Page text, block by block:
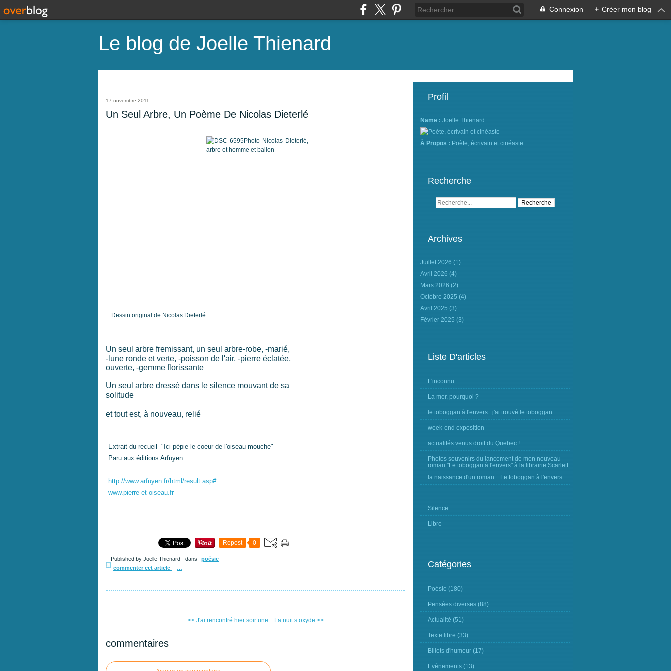
Connexion + Créer mon blog
Le blog de Joelle Thienard
17 novembre 2011
Un Seul Arbre, Un Poème De Nicolas Dieterlé
Dessin original de Nicolas Dieterlé
Un seul arbre fremissant, un seul arbre-robe, -marié,
-lune ronde et verte, -poisson de l'air, -pierre éclatée,
ouverte, -gemme florissante
Un seul arbre dressé dans le silence mouvant de sa
solitude
et tout est, à nouveau, relié
Extrait du recueil "Ici pépie le coeur de l'oiseau mouche"
Paru aux éditions Arfuyen
http://www.arfuyen.fr/html/result.asp#
www.pierre-et-oiseau.fr
Repost 0
Published by Joelle Thienard - dans
poésie
commenter cet article
…
<< J'ai rencontré hier soir une... La nuit s’oxyde >>
commentaires
Profil
Name : Joelle Thienard
À Propos : Poète, écrivain et cinéaste
Recherche
Archives
Juillet 2026 (1)
Avril 2026 (4)
Mars 2026 (2)
Octobre 2025 (4)
Avril 2025 (3)
Février 2025 (3)
Liste D'articles
L'inconnu
La mer, pourquoi ?
le toboggan à l'envers : j'ai trouvé le toboggan....
week-end exposition
actualités venus droit du Quebec !
Photos souvenirs du lancement de mon nouveau
roman "Le toboggan à l'envers" à la librairie Scarlett
la naissance d'un roman... Le toboggan à l'envers
Silence
Libre
Catégories
Poésie (180)
Pensées diverses (88)
Actualité (51)
Texte libre (33)
Billets d'humeur (17)
Evènements (13)